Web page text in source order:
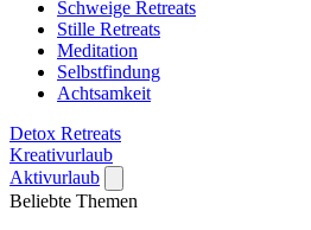
Schweige Retreats
Stille Retreats
Meditation
Selbstfindung
Achtsamkeit
Detox Retreats
Kreativurlaub
Aktivurlaub
Beliebte Themen